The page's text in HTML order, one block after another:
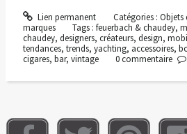
Lien permanent Catégories : Objets
marques
Tags :feuerbach & chaudey,
chaudey, designers, créateurs, design,
tendances, trends, yachting, accessoires,
cigares, bar, vintage 0commentaire